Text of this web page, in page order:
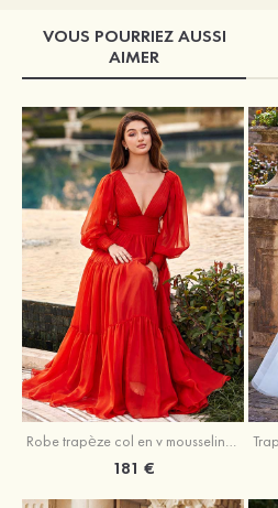
VOUS POURRIEZ AUSSI
AIMER
Robe trapèze col en v mousseline ras du sol robe de bal
181 €